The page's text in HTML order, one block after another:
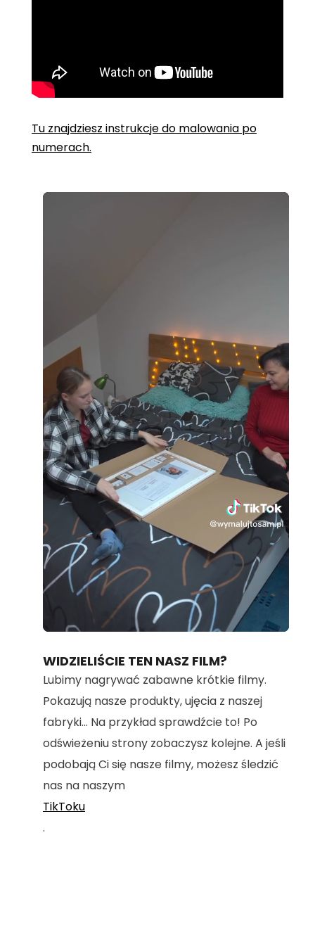
Tu znajdziesz instrukcje do malowania po
numerach.
Unmute Loaded
80.40%
WIDZIELIŚCIE TEN NASZ FILM?
Lubimy nagrywać zabawne krótkie filmy.
Pokazują nasze produkty, ujęcia z naszej
fabryki... Na przykład sprawdźcie to! Po
odświeżeniu strony zobaczysz kolejne. A jeśli
podobają Ci się nasze filmy, możesz śledzić
nas na naszym
TikToku
.